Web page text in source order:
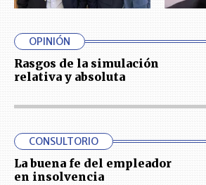
OPINIÓN
Rasgos de la simulación
relativa y absoluta
CONSULTORIO
La buena fe del empleador
en insolvencia